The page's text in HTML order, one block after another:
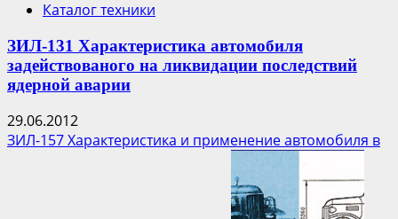
Каталог техники
ЗИЛ-131 Характеристика автомобиля
задействованого на ликвидации последствий
ядерной аварии
29.06.2012
ЗИЛ-157 Характеристика и применение автомобиля в